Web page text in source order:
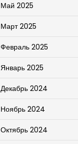
Май 2025
Март 2025
Февраль 2025
Январь 2025
Декабрь 2024
Ноябрь 2024
Октябрь 2024